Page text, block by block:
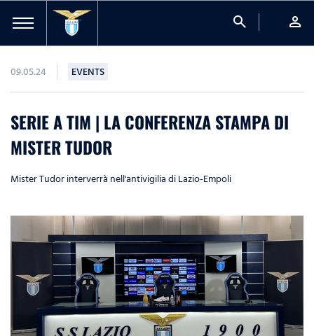
search person
09.05.24 EVENTS
SERIE A TIM | LA CONFERENZA STAMPA DI
MISTER TUDOR
Mister Tudor interverrà nell'antivigilia di Lazio-Empoli